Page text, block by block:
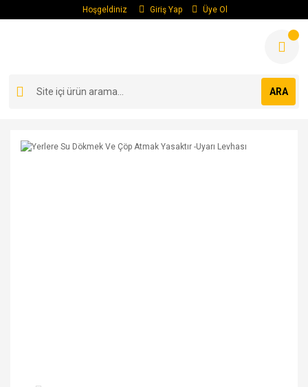
Hoşgeldiniz Giriş Yap Üye Ol
ARA